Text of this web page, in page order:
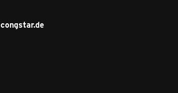
congstar.de